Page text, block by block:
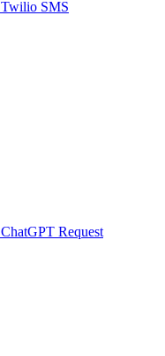
Twilio SMS
ChatGPT Request